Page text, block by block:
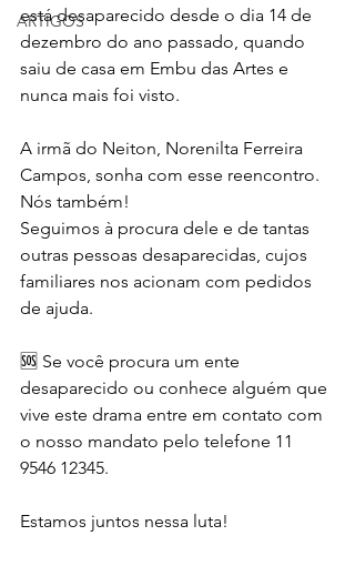
ARTIGOS
está desaparecido desde o dia 14 de
dezembro do ano passado, quando
saiu de casa em Embu das Artes e
nunca mais foi visto.
A irmã do Neiton, Norenilta Ferreira
Campos, sonha com esse reencontro.
Nós também!
Seguimos à procura dele e de tantas
outras pessoas desaparecidas, cujos
familiares nos acionam com pedidos
de ajuda.
🆘 Se você procura um ente
desaparecido ou conhece alguém que
vive este drama entre em contato com
o nosso mandato pelo telefone 11
9546 12345.
Estamos juntos nessa luta!